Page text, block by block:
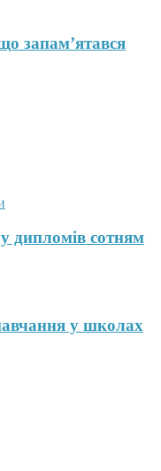
запам’ятався
дипломів сотням
у школах